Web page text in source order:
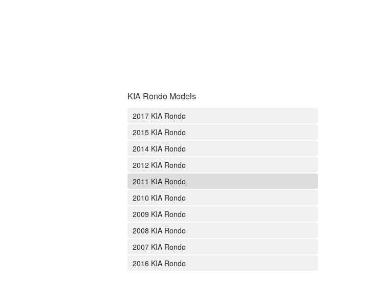
KIA Rondo Models
2017 KIA Rondo
2015 KIA Rondo
2014 KIA Rondo
2012 KIA Rondo
2011 KIA Rondo
2010 KIA Rondo
2009 KIA Rondo
2008 KIA Rondo
2007 KIA Rondo
2016 KIA Rondo